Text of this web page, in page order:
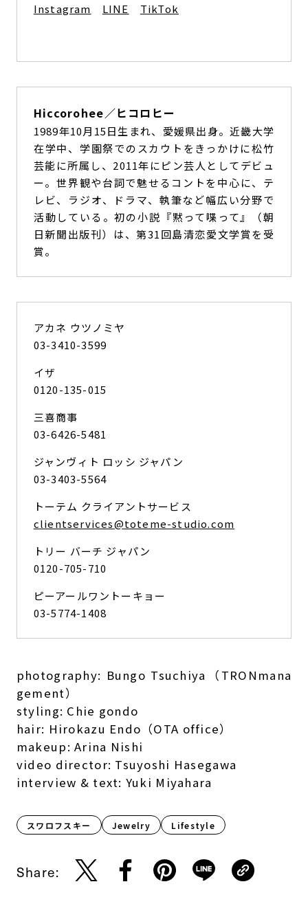
Instagram
LINE TikTok
Hiccorohee／ヒコロヒー
1989年10月15日生まれ、愛媛県出身。近畿大学
在学中、学園祭でのスカウトをきっかけに松竹
芸能に所属し、2011年にピン芸人としてデビュ
ー。世界観や台詞で魅せるコントを中心に、テ
レビ、ラジオ、ドラマ、執筆など幅広い分野で
活動している。初の小説『黙って喋って』（朝
日新聞出版刊）は、第31回島清恋愛文学賞を受
賞。
アカネ ウツノミヤ
03-3410-3599
イザ
0120-135-015
三喜商事
03-6426-5481
ジャンヴィト ロッシ ジャパン
03-3403-5564
トーテム クライアントサービス
clientservices@toteme-studio.com
トリー バーチ ジャパン
0120-705-710
ピーアールワントーキョー
03-5774-1408
photography: Bungo Tsuchiya（TRONmana
gement）
styling: Chie gondo
hair: Hirokazu Endo（OTA office）
makeup: Arina Nishi
video director: Tsuyoshi Hasegawa
interview & text: Yuki Miyahara
スワロフスキー Jewelry Lifestyle​
Share: